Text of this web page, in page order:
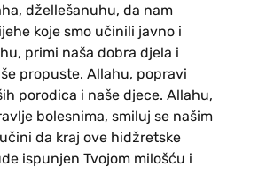
džellešanuhu, da nam
koje smo učinili javno i
primi naša dobra djela i
propuste. Allahu, popravi
porodica i naše djece. Allahu,
bolesnima, smiluj se našim
da kraj ove hidžretske
ispunjen Tvojom milošću i